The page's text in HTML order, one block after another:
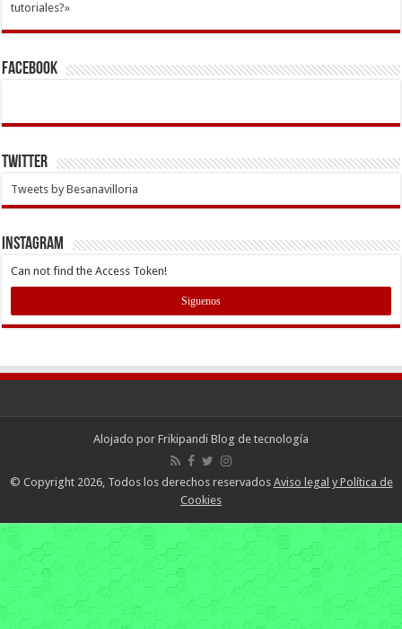
tutoriales?»
Facebook
Twitter
Tweets by Besanavilloria
INSTAGRAM
Can not find the Access Token!
Siguenos
Alojado por Frikipandi Blog de tecnología
© Copyright 2026, Todos los derechos reservados Aviso legal y Política de
Cookies